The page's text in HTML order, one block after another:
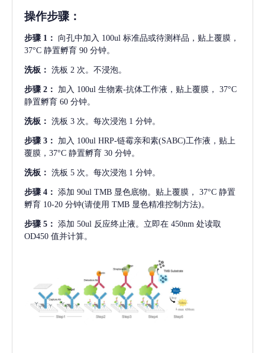
操作步骤：
步骤 1： 向孔中加入 100ul 标准品或待测样品，贴上覆膜，
37°C 静置孵育 90 分钟。
洗板： 洗板 2 次。不浸泡。
步骤 2： 加入 100ul 生物素-抗体工作液，贴上覆膜， 37°C
静置孵育 60 分钟。
洗板： 洗板 3 次。每次浸泡 1 分钟。
步骤 3： 加入 100ul HRP-链霉亲和素(SABC)工作液，贴上
覆膜，37°C 静置孵育 30 分钟。
洗板： 洗板 5 次。每次浸泡 1 分钟。
步骤 4： 添加 90ul TMB 显色底物。贴上覆膜， 37°C 静置
孵育 10-20 分钟(请使用 TMB 显色精准控制方法)。
步骤 5： 添加 50ul 反应终止液。立即在 450nm 处读取
OD450 值并计算。